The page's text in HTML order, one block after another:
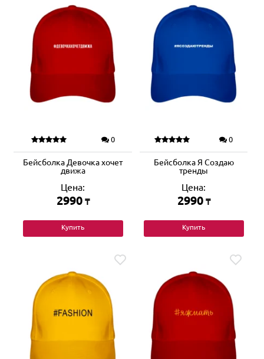
0
Бейсболка Девочка хочет
движа
Цена:
2990 ₸
Купить
0
Бейсболка Я Создаю
тренды
Цена:
2990 ₸
Купить